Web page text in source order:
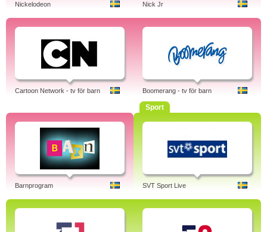
Nickelodeon Nick Jr
Cartoon Network - tv för barn Boomerang - tv för barn
Barnprogram
Sport
SVT Sport Live